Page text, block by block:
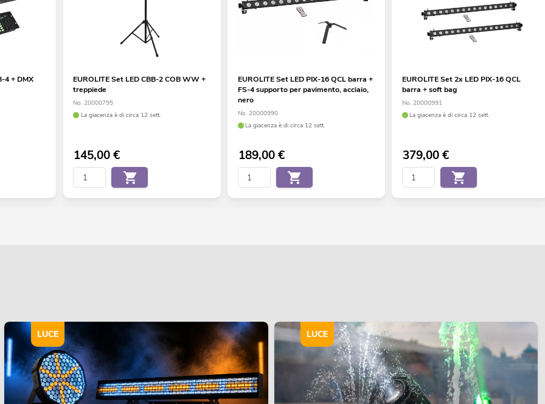
4 + DMX
EUROLITE Set LED CBB-2 COB WW +
treppiede
No. 20000795
La giacenza è di circa 12 sett.
145,00€
EUROLITE Set LED PIX-16 QCL barra +
FS-4 supporto per pavimento, acciaio,
nero
No. 20000990
La giacenza è di circa 12 sett.
189,00€
EUROLITE Set 2x LED PIX-16 QCL
barra + soft bag
No. 20000991
La giacenza è di circa 12 sett.
379,00€
LUCE LUCE